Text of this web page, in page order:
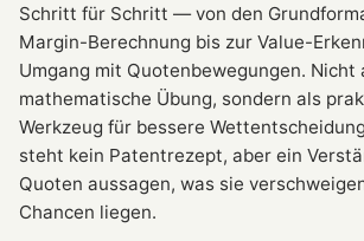
Schritt für Schritt — von den
Margin-Berechnung bis zur Value-
Umgang mit Quotenbewegungen. Nicht
mathematische Übung, sondern als
Werkzeug für bessere
steht kein Patentrezept, aber ein
Quoten aussagen, was sie
Chancen liegen.